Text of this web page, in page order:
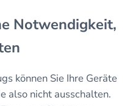
Notwendigkeit,
können Sie Ihre Geräte
also nicht ausschalten.